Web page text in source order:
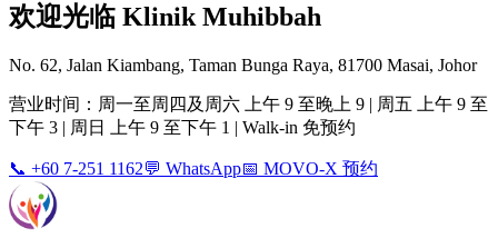
欢迎光临 Klinik Muhibbah
No. 62, Jalan Kiambang, Taman Bunga Raya, 81700 Masai, Johor
营业时间：周一至周四及周六 上午 9 至晚上 9 | 周五 上午 9 至
下午 3 | 周日 上午 9 至下午 1 | Walk-in 免预约
📞 +60 7-251 1162💬 WhatsApp📅 MOVO-X 预约